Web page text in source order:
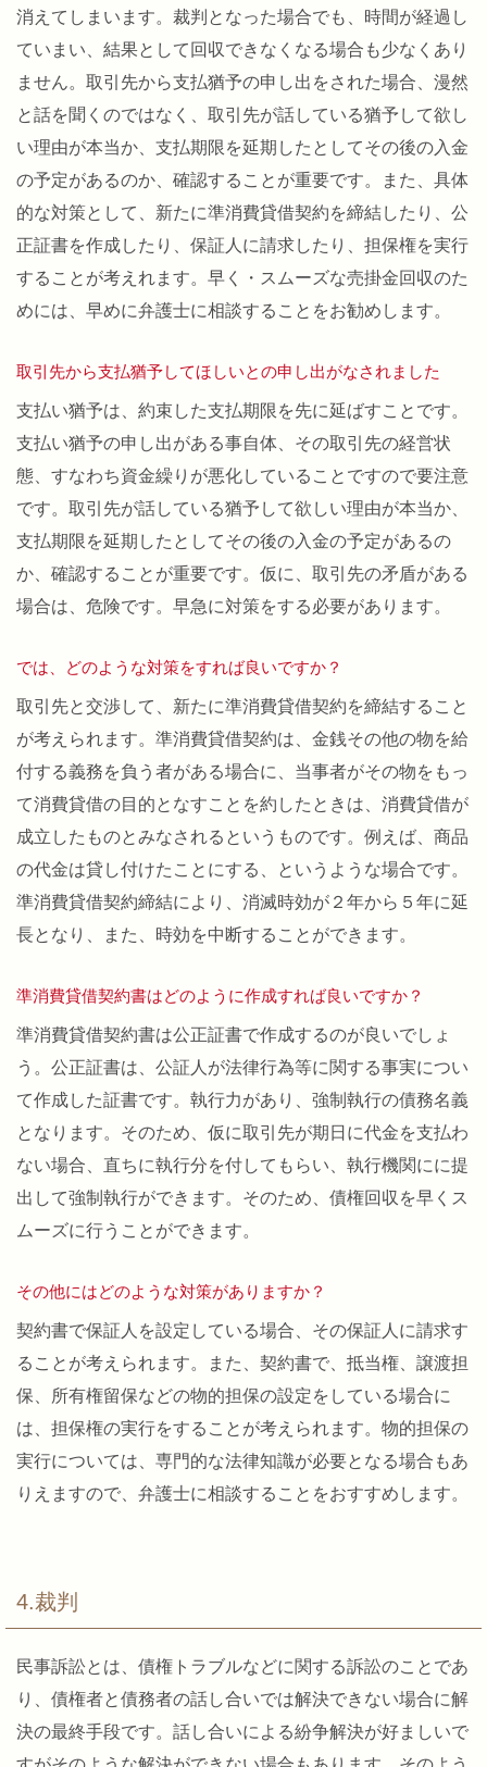
消えてしまいます。裁判となった場合でも、時間が経過し
ていまい、結果として回収できなくなる場合も少なくあり
ません。取引先から支払猶予の申し出をされた場合、漫然
と話を聞くのではなく、取引先が話している猶予して欲し
い理由が本当か、支払期限を延期したとしてその後の入金
の予定があるのか、確認することが重要です。また、具体
的な対策として、新たに準消費貸借契約を締結したり、公
正証書を作成したり、保証人に請求したり、担保権を実行
することが考えれます。早く・スムーズな売掛金回収のた
めには、早めに弁護士に相談することをお勧めします。
取引先から支払猶予してほしいとの申し出がなされました
支払い猶予は、約束した支払期限を先に延ばすことです。
支払い猶予の申し出がある事自体、その取引先の経営状
態、すなわち資金繰りが悪化していることですので要注意
です。取引先が話している猶予して欲しい理由が本当か、
支払期限を延期したとしてその後の入金の予定があるの
か、確認することが重要です。仮に、取引先の矛盾がある
場合は、危険です。早急に対策をする必要があります。
では、どのような対策をすれば良いですか？
取引先と交渉して、新たに準消費貸借契約を締結すること
が考えられます。準消費貸借契約は、金銭その他の物を給
付する義務を負う者がある場合に、当事者がその物をもっ
て消費貸借の目的となすことを約したときは、消費貸借が
成立したものとみなされるというものです。例えば、商品
の代金は貸し付けたことにする、というような場合です。
準消費貸借契約締結により、消滅時効が２年から５年に延
長となり、また、時効を中断することができます。
準消費貸借契約書はどのように作成すれば良いですか？
準消費貸借契約書は公正証書で作成するのが良いでしょ
う。公正証書は、公証人が法律行為等に関する事実につい
て作成した証書です。執行力があり、強制執行の債務名義
となります。そのため、仮に取引先が期日に代金を支払わ
ない場合、直ちに執行分を付してもらい、執行機関にに提
出して強制執行ができます。そのため、債権回収を早くス
ムーズに行うことができます。
その他にはどのような対策がありますか？
契約書で保証人を設定している場合、その保証人に請求す
ることが考えられます。また、契約書で、抵当権、譲渡担
保、所有権留保などの物的担保の設定をしている場合に
は、担保権の実行をすることが考えられます。物的担保の
実行については、専門的な法律知識が必要となる場合もあ
りえますので、弁護士に相談することをおすすめします。
4.裁判
民事訴訟とは、債権トラブルなどに関する訴訟のことであ
り、債権者と債務者の話し合いでは解決できない場合に解
決の最終手段です。話し合いによる紛争解決が好ましいで